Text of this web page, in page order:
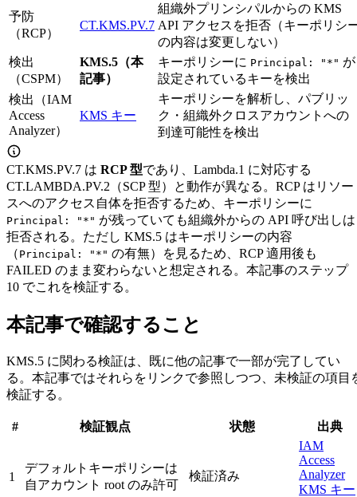
予防
（RCP）
CT.KMS.PV.7
組織外プリンシパルからの KMS
API アクセスを拒否（キーポリシ
の内容は変更しない）
検出
（CSPM）
KMS.5（本
記事）
キーポリシーに Principal: "*" が
設定されているキーを検出
検出（IAM
Access
Analyzer）
KMS キー
キーポリシーを解析し、パブリッ
ク・組織外クロスアカウントへの
到達可能性を検出
CT.KMS.PV.7 は RCP 型であり、Lambda.1 に対応する
CT.LAMBDA.PV.2（SCP 型）と動作が異なる。RCP はリソー
スへのアクセス自体を拒否するため、キーポリシーに
Principal: "*" が残っていても組織外からの API 呼び出しは
拒否される。ただし KMS.5 はキーポリシーの内容
（ Principal: "*" の有無）を見るため、RCP 適用後も
FAILED のまま変わらないと想定される。本記事のステップ
10 でこれを検証する。
本記事で確認すること
KMS.5 に関わる検証は、既に他の記事で一部が完了してい
る。本記事ではそれらをリンクで参照しつつ、未検証の項目
検証する。
# 検証観点 状態 出典
1
デフォルトキーポリシーは
自アカウント root のみ許可
検証済み
IAM
Access
Analyzer
KMS キー